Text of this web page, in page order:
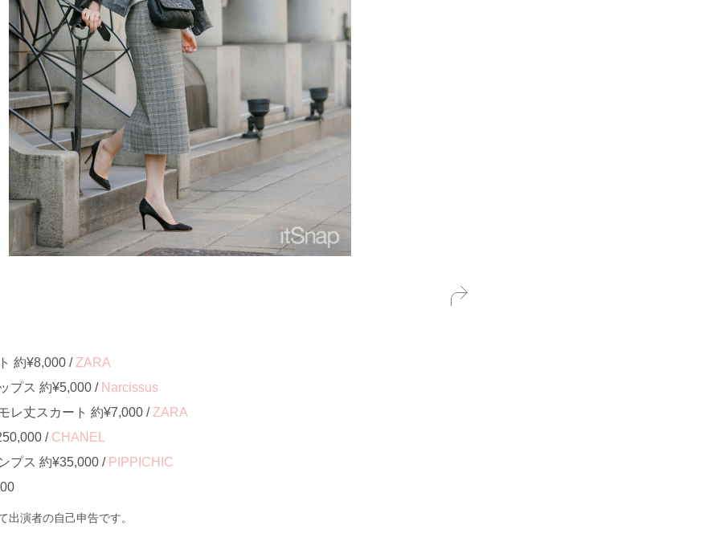
約¥8,000 / ZARA
プス 約¥5,000 / Narcissus
レ丈スカート 約¥7,000 / ZARA
/ CHANEL
プス 約¥35,000 / PIPPICHIC
演者の自己申告です。